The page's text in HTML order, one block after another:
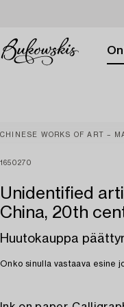
CHINESE WORKS OF ART –
1650270
Unidentified
China, 20th
Huutokauppa
Onko sinulla vastaava esine